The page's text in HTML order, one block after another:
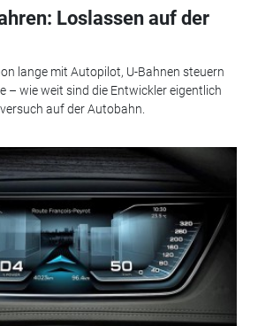
Loslassen auf der
lange mit Autopilot, U-Bahnen steuern
– wie weit sind die Entwickler eigentlich
auf der Autobahn.